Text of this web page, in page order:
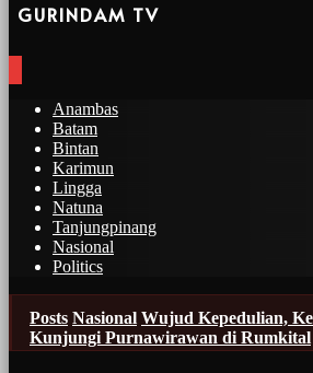
GURINDAM TV
Anambas
Batam
Bintan
Karimun
Lingga
Natuna
Tanjungpinang
Nasional
Politics
Posts Nasional Wujud Kepedulian,
Kunjungi Purnawirawan di Rumkital